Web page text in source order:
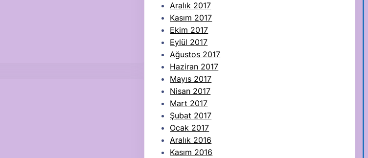
Aralık 2017
Kasım 2017
Ekim 2017
Eylül 2017
Ağustos 2017
Haziran 2017
Mayıs 2017
Nisan 2017
Mart 2017
Şubat 2017
Ocak 2017
Aralık 2016
Kasım 2016